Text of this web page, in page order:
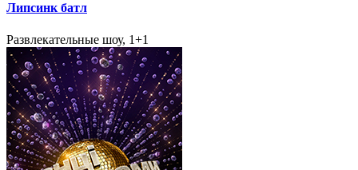
Липсинк батл
Развлекательные шоу, 1+1